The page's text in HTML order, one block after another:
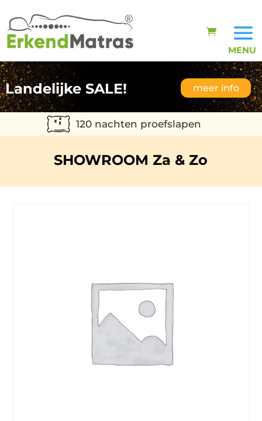
Landelijke SALE! meer info
120 nachten proefslapen
SHOWROOM Za & Zo